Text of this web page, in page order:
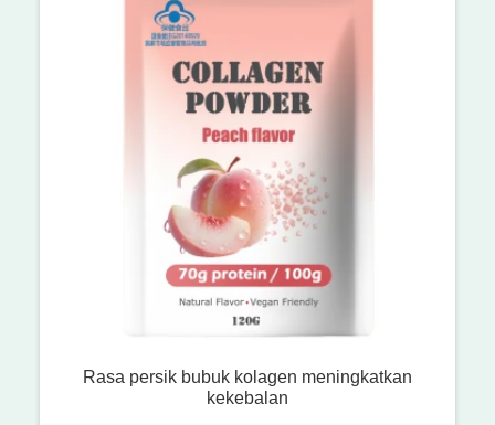
Rasa persik bubuk kolagen meningkatkan
kekebalan